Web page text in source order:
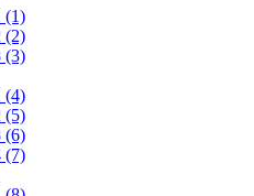
(1)
(2)
(3)
(4)
(5)
(6)
(7)